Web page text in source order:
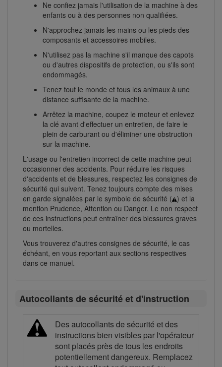
Ne confiez jamais l'utilisation de la machine à des
enfants ou à des personnes non qualifiées.
N'approchez jamais les mains ou les pieds des
composants et accessoires mobiles.
N'utilisez pas la machine s'il manque des capots
ou d'autres dispositifs de protection, ou s'ils sont
endommagés.
Tenez tout le monde et tous les animaux à une
distance suffisante de la machine.
Arrêtez la machine, coupez le moteur et enlevez
la clé avant d'effectuer un entretien, de faire le
plein de carburant ou d'éliminer une obstruction
sur la machine.
L'usage ou l'entretien incorrect de cette machine peut
occasionner des accidents. Pour réduire les risques
d'accidents et de blessures, respectez les consignes de
sécurité qui suivent. Tenez toujours compte des mises
en garde signalées par le symbole de sécurité ( ) et la
mention Prudence, Attention ou Danger. Le non respect
de ces instructions peut entraîner des blessures graves
ou mortelles.
Vous trouverez d'autres consignes de sécurité, le cas
échéant, en vous reportant aux sections respectives
dans ce manuel.
Autocollants de sécurité et d'instruction
Des autocollants de sécurité et des
instructions bien visibles par l'opérateur
sont placés près de tous les endroits
potentiellement dangereux. Remplacez